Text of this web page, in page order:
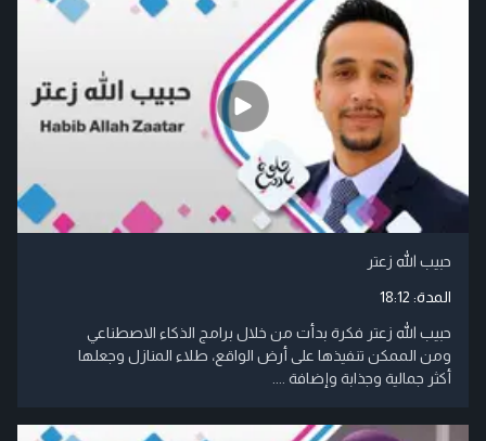
حبيب الله زعتر
المدة: 18:12
حبيب الله زعتر فكرة بدأت من خلال برامج الذكاء الاصطناعي
ومن الممكن تنفيذها على أرض الواقع، طلاء المنازل وجعلها
أكثر جمالية وجذابة وإضافة ....